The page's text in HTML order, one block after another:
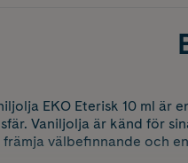
EKO Eterisk 10 ml är
Vaniljolja är känd för
välbefinnande och